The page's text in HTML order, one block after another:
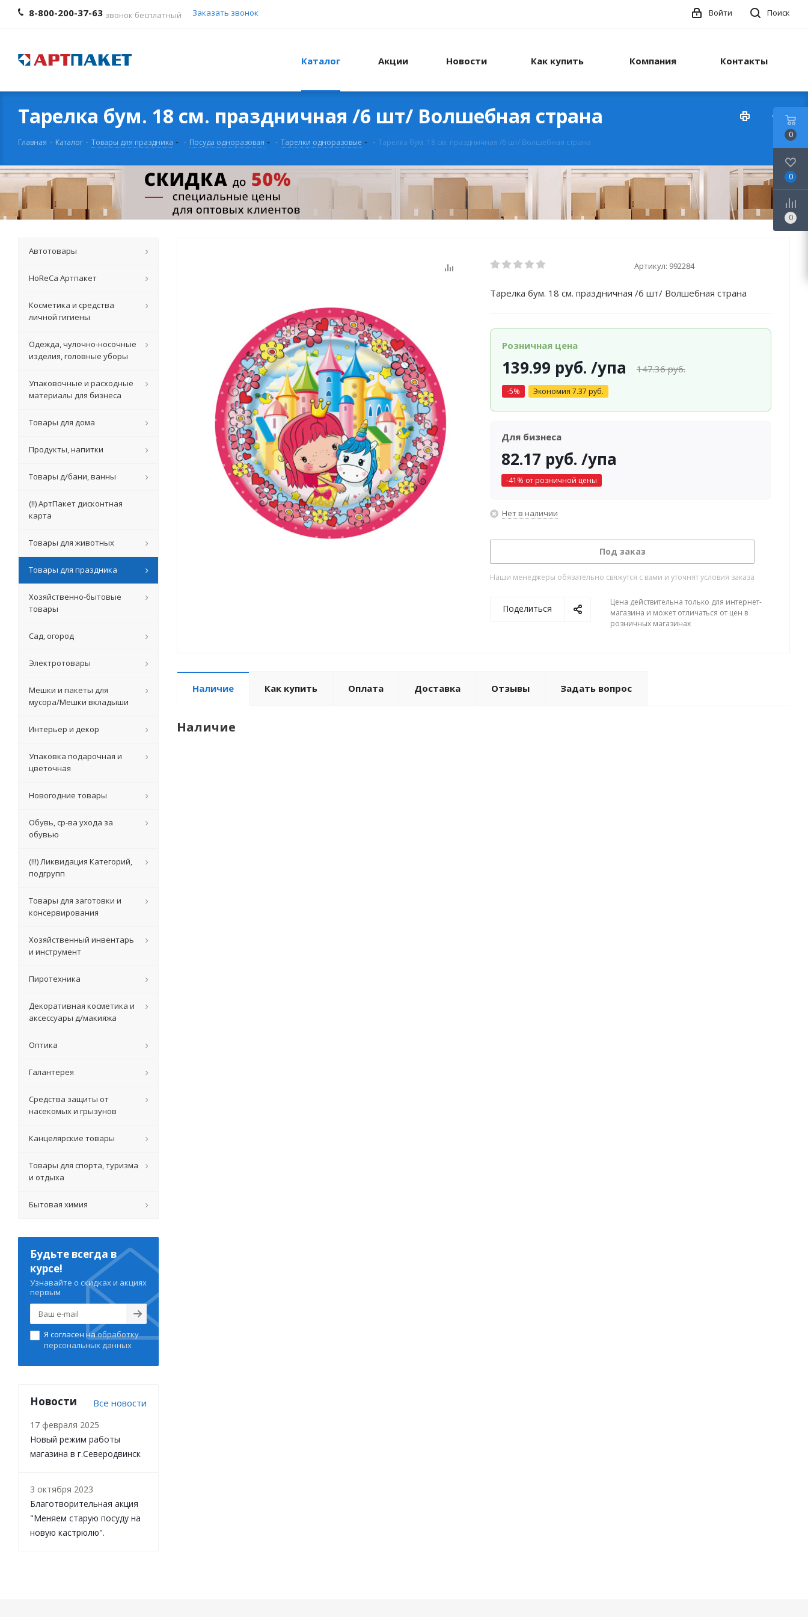
8-800-200-37-63 звонок бесплатный Заказать звонок Поиск
Войти
Каталог Акции Новости Как купить Компания Контакты
Тарелка бум. 18 см. праздничная /6 шт/ Волшебная страна
Главная - Каталог - Товары для праздника - Посуда одноразовая - Тарелки одноразовые - Тарелка бум. 18 см. праздничная /6 шт/ Волшебная страна
Артикул: 992284
Тарелка бум. 18 см. праздничная /6 шт/ Волшебная страна
Розничная цена
139.99 руб. /упа 147.36руб.
-5% Экономия 7.37 руб.
Для бизнеса
82.17 руб. /упа
-41 % от розничной цены
Нет в наличии
Под заказ
Наши менеджеры обязательно свяжутся с вами и уточнят условия заказа
Поделиться
Цена действительна только для интернет-
магазина и может отличаться от цен в
розничных магазинах
Наличие Как купить Оплата Доставка Отзывы Задать вопрос
Наличие
Автотовары
HoReCa Артпакет
Косметика и средства
личной гигиены
Одежда, чулочно-носочные
изделия, головные уборы
Упаковочные и расходные
материалы для бизнеса
Товары для дома
Продукты, напитки
Товары д/бани, ванны
(!!) АртПакет дисконтная
карта
Товары для животных
Товары для праздника
Хозяйственно-бытовые
товары
Сад, огород
Электротовары
Мешки и пакеты для
мусора/Мешки вкладыши
Интерьер и декор
Упаковка подарочная и
цветочная
Новогодние товары
Обувь, ср-ва ухода за
обувью
(!!!) Ликвидация Категорий,
подгрупп
Товары для заготовки и
консервирования
Хозяйственный инвентарь
и инструмент
Пиротехника
Декоративная косметика и
аксессуары д/макияжа
Оптика
Галантерея
Средства защиты от
насекомых и грызунов
Канцелярские товары
Товары для спорта, туризма
и отдыха
Бытовая химия
Будьте всегда в
курсе!
Узнавайте о скидках и акциях
первым
Я согласен наобработку
персональных данных
Новости Все новости
17 февраля 2025
Новый режим работы
магазина в г.Северодвинск
3 октября 2023
Благотворительная акция
"Меняем старую посуду на
новую кастрюлю".
0
0
0